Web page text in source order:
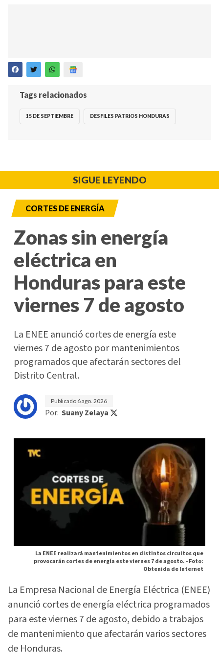
Tags relacionados
15 DE SEPTIEMBRE DESFILES PATRIOS HONDURAS
SIGUE LEYENDO
CORTES DE ENERGÍA
Zonas sin energía
eléctrica en
Honduras para este
viernes 7 de agosto
La ENEE anunció cortes de energía este
viernes 7 de agosto por mantenimientos
programados que afectarán sectores del
Distrito Central.
Publicado 6 ago. 2026
Por: Suany Zelaya
La ENEE realizará mantenimientos en distintos circuitos que
provocarán cortes de energía este viernes 7 de agosto. -Foto:
Obtenida de Internet
La Empresa Nacional de Energía Eléctrica (ENEE)
anunció cortes de energía eléctrica programados
para este viernes 7 de agosto, debido a trabajos
de mantenimiento que afectarán varios sectores
de Honduras.